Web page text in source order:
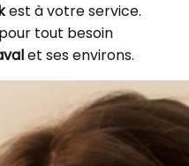
est à votre service.
tout besoin
et ses environs.